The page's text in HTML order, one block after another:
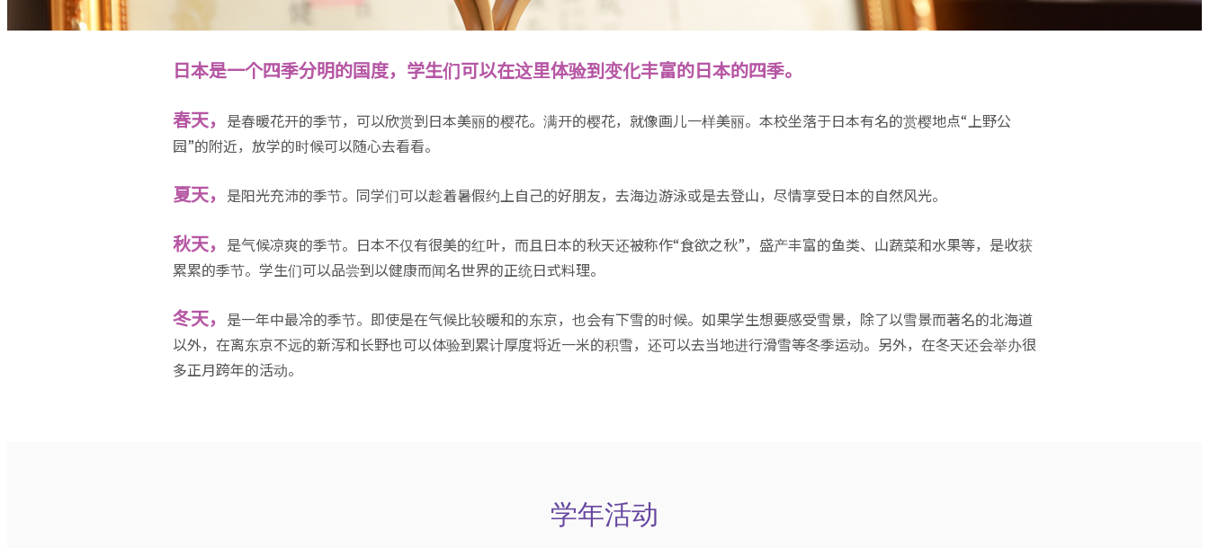
日本是一个四季分明的国度，学生们可以在这里体验到变化丰富的日本的四季。
春天， 是春暖花开的季节，可以欣赏到日本美丽的樱花。满开的樱花，就像画儿一样美丽。本校坐落于日本有名的赏樱地点“上野公
园”的附近，放学的时候可以随心去看看。
夏天， 是阳光充沛的季节。同学们可以趁着暑假约上自己的好朋友，去海边游泳或是去登山，尽情享受日本的自然风光。
秋天， 是气候凉爽的季节。日本不仅有很美的红叶，而且日本的秋天还被称作“食欲之秋”，盛产丰富的鱼类、山蔬菜和水果等，是收获
累累的季节。学生们可以品尝到以健康而闻名世界的正统日式料理。
冬天， 是一年中最冷的季节。即使是在气候比较暖和的东京，也会有下雪的时候。如果学生想要感受雪景，除了以雪景而著名的北海道
以外，在离东京不远的新泻和长野也可以体验到累计厚度将近一米的积雪，还可以去当地进行滑雪等冬季运动。另外，在冬天还会举办很
多正月跨年的活动。
学年活动